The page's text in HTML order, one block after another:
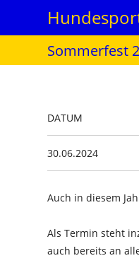
Sommerfest
DATUM
30.06.2024
Auch in diesem
Als Termin steht
auch bereits an